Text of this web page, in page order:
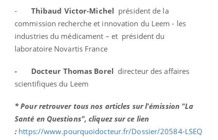
- Thibaud Victor-Michel président de la
commission recherche et innovation du Leem - les
industries du médicament – et président du
laboratoire Novartis France
- Docteur Thomas Borel directeur des affaires
scientifiques du Leem
* Pour retrouver tous nos articles sur l'émission "La
Santé en Questions", cliquez sur ce lien
: https://www.pourquoidocteur.fr/Dossier/20584-LSEQ